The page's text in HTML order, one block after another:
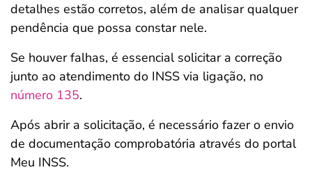
detalhes estão corretos, além de analisar qualquer
pendência que possa constar nele.
Se houver falhas, é essencial solicitar a correção
junto ao atendimento do INSS via ligação, no
número 135.
Após abrir a solicitação, é necessário fazer o envio
de documentação comprobatória através do portal
Meu INSS.